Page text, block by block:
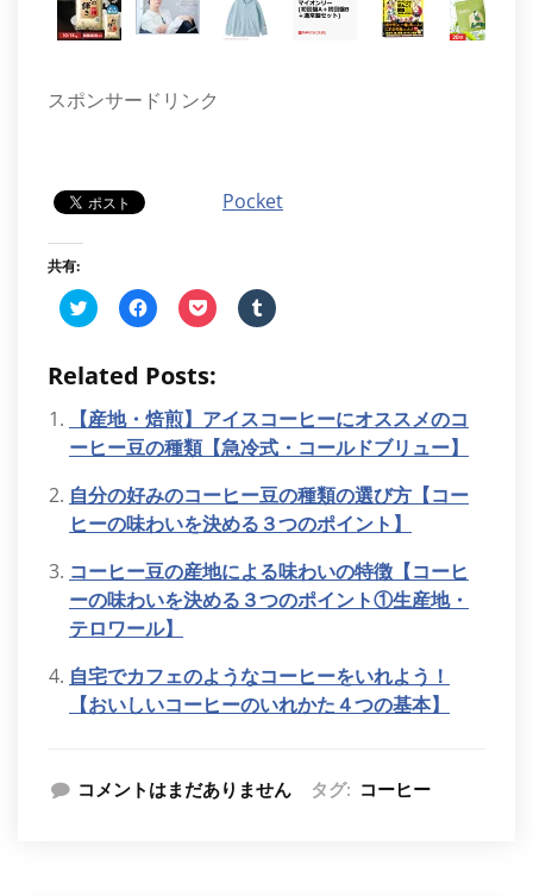
スポンサードリンク
Pocket
共有:
ク
リ
し
て
で
共
有
(新
い
ウ
ィ
ン
ウ
で
開
き
ま
す)
Facebook
で
す
る
は
ク
リ
ッ
し
て
く
だ
い
(新
し
い
ウ
ィ
ド
ウ
で
ク
リ
て
で
シ
ェ
ア
し
い
ウ
ィ
ド
ウ
で
開
ク
リ
で
共
有
(新
い
ウ
ィ
ン
ウ
で
開
き
Related Posts:
【産地・焙煎】アイスコーヒーにオススメのコ
ーヒー豆の種類【急冷式・コールドブリュー】
自分の好みのコーヒー豆の種類の選び方【コー
ヒーの味わいを決める３つのポイント】
コーヒー豆の産地による味わいの特徴【コーヒ
ーの味わいを決める３つのポイント①生産地・
テロワール】
自宅でカフェのようなコーヒーをいれよう！
【おいしいコーヒーのいれかた４つの基本】
コメントはまだありません タグ: コーヒー